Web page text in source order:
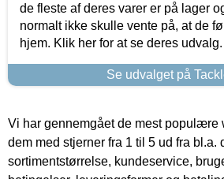
de fleste af deres varer er på lager
normalt ikke skulle vente på, at de
hjem. Klik her for at se deres udvalg.
Se udvalget på
Vi har gennemgået de mest populære
dem med stjerner fra 1 til 5 ud fra bl.a.
sortimentstørrelse, kundeservice,